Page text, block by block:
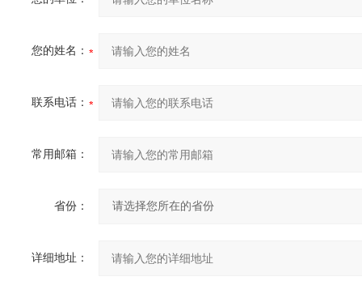
您的姓名：
联系电话：
常用邮箱：
省份：
详细地址：